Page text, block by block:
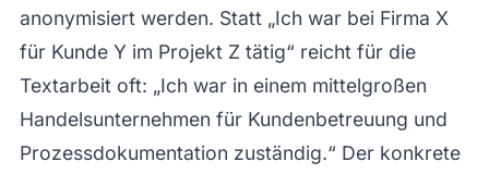
anonymisiert werden. Statt „Ich war bei Firma X
für Kunde Y im Projekt Z tätig“ reicht für die
Textarbeit oft: „Ich war in einem mittelgroßen
Handelsunternehmen für Kundenbetreuung und
Prozessdokumentation zuständig.“ Der konkrete